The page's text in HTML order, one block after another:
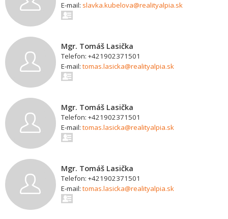
E-mail: slavka.kubelova@realityalpia.sk
Mgr. Tomáš Lasička
Telefon: +421902371501
E-mail: tomas.lasicka@realityalpia.sk
Mgr. Tomáš Lasička
Telefon: +421902371501
E-mail: tomas.lasicka@realityalpia.sk
Mgr. Tomáš Lasička
Telefon: +421902371501
E-mail: tomas.lasicka@realityalpia.sk